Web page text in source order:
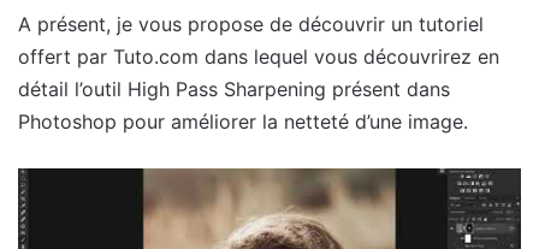
A présent, je vous propose de découvrir un tutoriel
offert par Tuto.com dans lequel vous découvrirez en
détail l’outil High Pass Sharpening présent dans
Photoshop pour améliorer la netteté d’une image.